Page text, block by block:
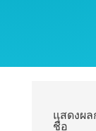
แสดงผ
ชื่อ